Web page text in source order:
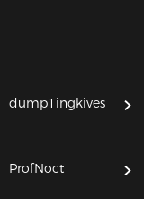
dump1ingkives
ProfNoct